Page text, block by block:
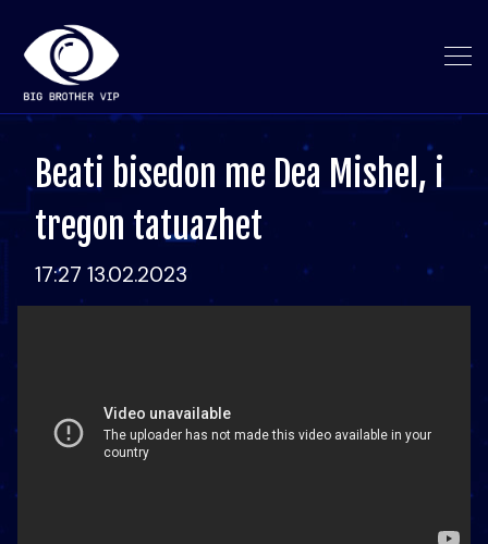
Beati bisedon me Dea Mishel, i
tregon tatuazhet
17:27 13.02.2023